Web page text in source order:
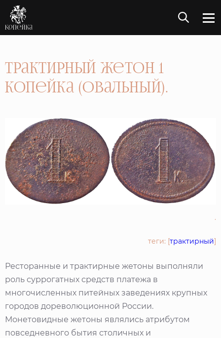
Трактирный жетон 1
Копейка (овальный).
.
теги: [трактирный]
Ресторанные и трактирные жетоны выполняли
роль суррогатных средств платежа в
многочисленных питейных заведениях крупных
городов дореволюционной России.
Монетовидные жетоны являлись атрибутом
повседневного бытия столичных и